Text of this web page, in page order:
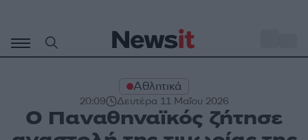
περιεχόμενο
Αθλητικά
20:09 Δευτέρα 11 Μαΐου 2026
Ο Παναθηναϊκός ζήτησε